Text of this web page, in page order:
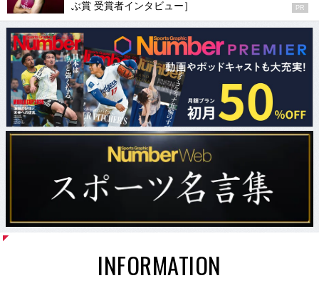
ぶ賞 受賞者インタビュー］
PR
INFORMATION